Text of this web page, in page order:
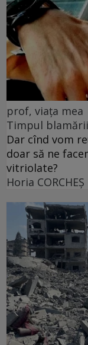
prof, viața mea
Timpul blamării
Dar cînd vom
doar să ne
vitriolate?
Horia CORCHEŞ